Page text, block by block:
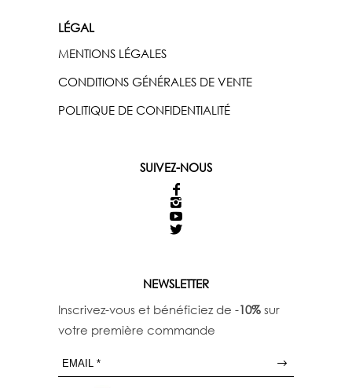
LÉGAL
MENTIONS LÉGALES
CONDITIONS GÉNÉRALES DE VENTE
POLITIQUE DE CONFIDENTIALITÉ
SUIVEZ-NOUS
NEWSLETTER
Inscrivez-vous et bénéficiez de -10% sur
votre première commande